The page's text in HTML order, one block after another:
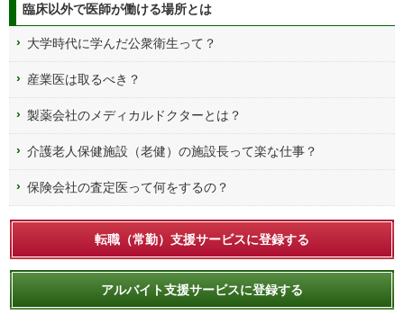
臨床以外で医師が働ける場所とは
大学時代に学んだ公衆衛生って？
産業医は取るべき？
製薬会社のメディカルドクターとは？
介護老人保健施設（老健）の施設長って楽な仕事？
保険会社の査定医って何をするの？
転職（常勤）支援サービスに登録する
アルバイト支援サービスに登録する